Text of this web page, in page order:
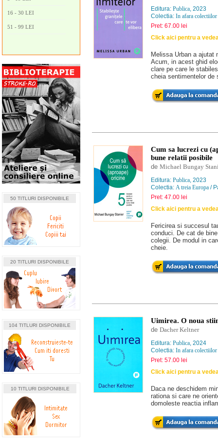
16 - 30 LEI
51 - 99 LEI
50 TITLURI DISPONIBILE
20 TITLURI DISPONIBILE
104 TITLURI DISPONIBILE
10 TITLURI DISPONIBILE
Editura: Publica, 2023
Colectia: In afara colectiilor
Pret: 67.00 lei
Click aici pentru a
Melissa Urban a ajutat
Acum, in acest ghid
clare pe care le
cheia sentimentelor de
Cum sa lucrezi cu
bune relatii posibile
de Michael Bungay
Editura: Publica, 2023
Colectia: A treia Europa /
Pret: 47.00 lei
Click aici pentru a
Fericirea si succesul
conduci. De cat de
colegii. De modul in
cheie.
Uimirea. O noua
de Dacher Keltner
Editura: Publica, 2024
Colectia: In afara colectiilor
Pret: 57.00 lei
Click aici pentru a
Daca ne deschidem
rationa si care ne
domoleste reactia